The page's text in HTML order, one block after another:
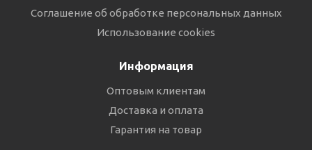
Соглашение об обработке персональных данных
Использование cookies
Информация
Оптовым клиентам
Доставка и оплата
Гарантия на товар